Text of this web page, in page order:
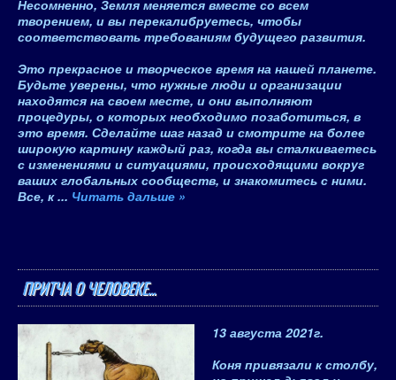
Несомненно, Земля меняется вместе со всем
творением, и вы перекалибруетесь, чтобы
соответствовать требованиям будущего развития.
Это прекрасное и творческое время на нашей планете.
Будьте уверены, что нужные люди и организации
находятся на своем месте, и они выполняют
процедуры, о которых необходимо позаботиться, в
это время. Сделайте шаг назад и смотрите на более
широкую картину каждый раз, когда вы сталкиваетесь
с изменениями и ситуациями, происходящими вокруг
ваших глобальных сообществ, и знакомитесь с ними.
Все, к... Читать дальше »
ПРИТЧА О ЧЕЛОВЕКЕ...
13 августа 2021г.
Коня привязали к столбу,